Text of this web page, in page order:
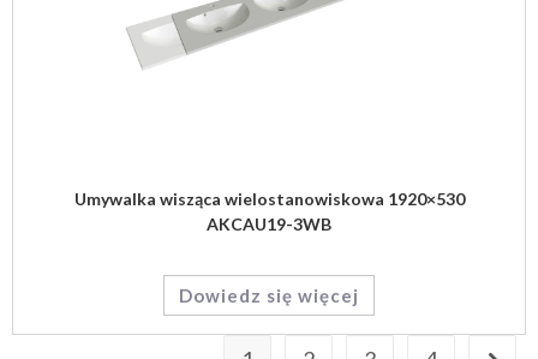
Umywalka wisząca wielostanowiskowa 1920×530
AKCAU19-3WB
Dowiedz się więcej